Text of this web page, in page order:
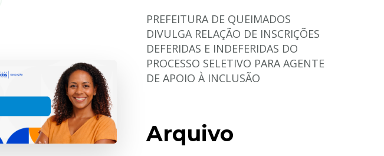
PREFEITURA DE QUEIMADOS
DIVULGA RELAÇÃO DE INSCRIÇÕES
DEFERIDAS E INDEFERIDAS DO
PROCESSO SELETIVO PARA AGENTE
DE APOIO À INCLUSÃO
Arquivo